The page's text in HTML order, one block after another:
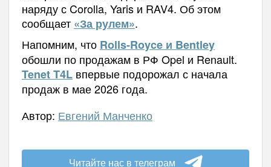
наряду с Corolla, Yaris и RAV4. Об этом
сообщает «За рулем».
Напомним, что Rolls-Royce и Bentley
обошли по продажам в РФ Opel и Renault.
Tenet T4Lвпервые подорожал с начала
продаж в мае 2026 года.
Автор: Евгений Манченко
Читайте нас в телеграм